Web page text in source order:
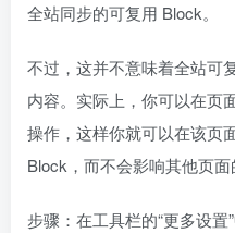
全站同步的可复用 Block。
不过，这并不意味着全站可
内容。实际上，你可以在页
操作，这样你就可以在该页
Block，而不会影响其他页面
步骤：在工具栏的“更多设置